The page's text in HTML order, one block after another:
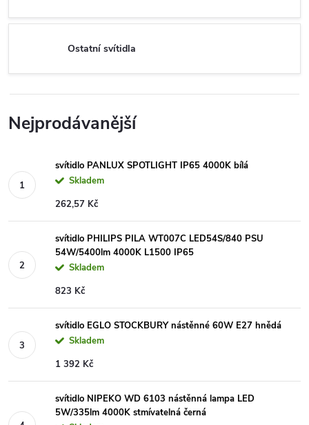
Ostatní svítidla
Nejprodávanější
svítidlo PANLUX SPOTLIGHT IP65 4000K bílá
Skladem
262,57 Kč
svítidlo PHILIPS PILA WT007C LED54S/840 PSU
54W/5400lm 4000K L1500 IP65
Skladem
823 Kč
svítidlo EGLO STOCKBURY nástěnné 60W E27 hnědá
Skladem
1 392 Kč
svítidlo NIPEKO WD 6103 nástěnná lampa LED
5W/335lm 4000K stmívatelná černá